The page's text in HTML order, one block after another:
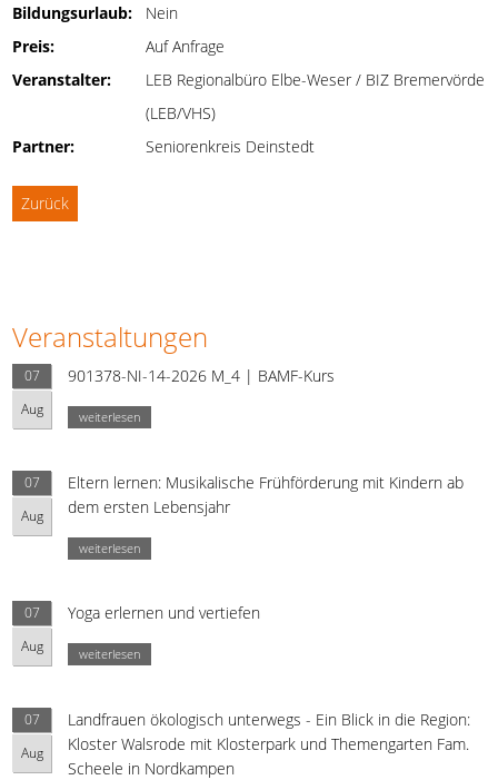
Bildungsurlaub:
Nein
Preis:
Auf Anfrage
Veranstalter:
LEB Regionalbüro Elbe-Weser / BIZ Bremervörde
(LEB/VHS)
Partner:
Seniorenkreis Deinstedt
Zurück
Veranstaltungen
07
Aug
901378-NI-14-2026 M_4 | BAMF-Kurs
weiterlesen
07
Aug
Eltern lernen: Musikalische Frühförderung mit Kindern ab
dem ersten Lebensjahr
weiterlesen
07
Aug
Yoga erlernen und vertiefen
weiterlesen
07
Aug
Landfrauen ökologisch unterwegs - Ein Blick in die Region:
Kloster Walsrode mit Klosterpark und Themengarten Fam.
Scheele in Nordkampen